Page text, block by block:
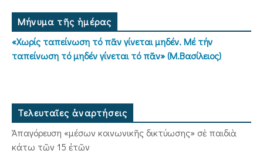
Μήνυμα τῆς ἡμέρας
«Χωρίς ταπείνωση τό πᾶν γίνεται μηδέν. Μέ τήν
ταπείνωση τό μηδέν γίνεται τό πᾶν» (Μ.Βασίλειος)
Τελευταῖες ἀναρτήσεις
Ἀπαγόρευση «μέσων κοινωνικῆς δικτύωσης» σὲ παιδιὰ
κάτω τῶν 15 ἐτῶν